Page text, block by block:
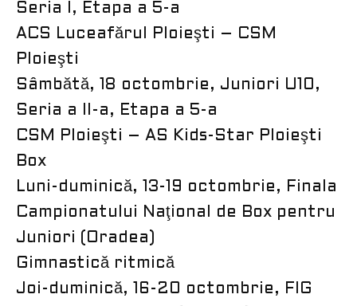
Seria I, Etapa a 5-a
ACS Luceafărul Ploieşti – CSM
Ploieşti
Sâmbătă, 18 octombrie, Juniori U10,
Seria a II-a, Etapa a 5-a
CSM Ploieşti – AS Kids-Star Ploieşti
Box
Luni-duminică, 13-19 octombrie, Finala
Campionatului Naţional de Box pentru
Juniori (Oradea)
Gimnastică ritmică
Joi-duminică, 16-20 octombrie, FIG